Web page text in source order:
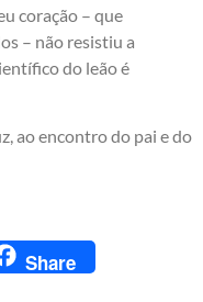
coração – que
– não resistiu a
do leão é
ao encontro do pai e do
Share